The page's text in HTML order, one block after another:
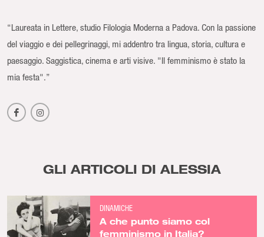
“Laureata in Lettere, studio Filologia Moderna a Padova. Con la passione
del viaggio e dei pellegrinaggi, mi addentro tra lingua, storia, cultura e
paesaggio. Saggistica, cinema e arti visive. "Il femminismo è stato la
mia festa".”
GLI ARTICOLI DI ALESSIA
DINAMICHE
A che punto siamo col
femminismo in Italia?